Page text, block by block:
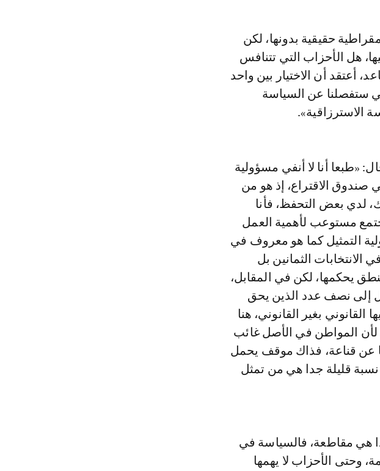
حقيقية بدونها، لكن
هل الأحزاب التي تتنافس
أعتقد أن الاختيار بين واحد
ستفصلنا عن السياسة
الاسترزاقية».
«طبعا أنا لا أنفي مسؤولية
صندوق الاقتراع، إذ هو من
لدي بعض التحفظ، فأنا
مستوعب لأهمية العمل
التمثيل كما هو معروف في
الانتخابات الثمانين بل
يحكمها، لكن في المقابل،
إلى نصف عدد الذين يحق
بغير القانوني، هنا
المواطن في الأصل غائب
عن قناعة، فذاك موقف يحمل
قليلة جدا هي من تمثل
هي مقاطعة، فالسياسة في
وحتى الأحزاب لا يهمها